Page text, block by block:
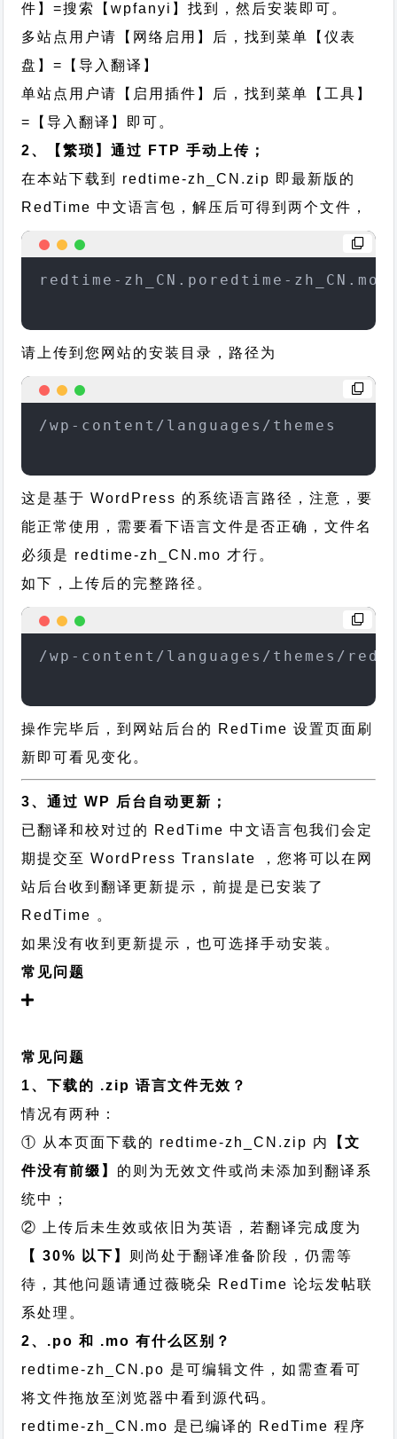
件】=搜索【wpfanyi】找到，然后安装即可。
多站点用户请【网络启用】后，找到菜单【仪表
盘】=【导入翻译】
单站点用户请【启用插件】后，找到菜单【工具】
=【导入翻译】即可。
2、【繁琐】通过 FTP 手动上传；
在本站下载到 redtime-zh_CN.zip 即最新版的
RedTime 中文语言包，解压后可得到两个文件，
redtime-zh_CN.poredtime-zh_CN.mo
请上传到您网站的安装目录，路径为
/wp-content/languages/themes
这是基于 WordPress 的系统语言路径，注意，要
能正常使用，需要看下语言文件是否正确，文件名
必须是 redtime-zh_CN.mo 才行。
如下，上传后的完整路径。
/wp-content/languages/themes/
操作完毕后，到网站后台的 RedTime 设置页面刷
新即可看见变化。
3、通过 WP 后台自动更新；
已翻译和校对过的 RedTime 中文语言包我们会定
期提交至 WordPress Translate ，您将可以在网
站后台收到翻译更新提示，前提是已安装了
RedTime 。
如果没有收到更新提示，也可选择手动安装。
常见问题
常见问题
1、下载的 .zip 语言文件无效？
情况有两种：
① 从本页面下载的 redtime-zh_CN.zip 内
【文
件没有前缀】 的则为无效文件或尚未添加到翻译系
统中；
② 上传后未生效或依旧为英语，若翻译完成度为
【 30% 以下】 则尚处于翻译准备阶段，仍需等
待，其他问题请通过薇晓朵 RedTime 论坛发帖联
系处理。
2、.po 和 .mo 有什么区别？
redtime-zh_CN.po 是可编辑文件，如需查看可
将文件拖放至浏览器中看到源代码。
redtime-zh_CN.mo 是已编译的 RedTime 程序